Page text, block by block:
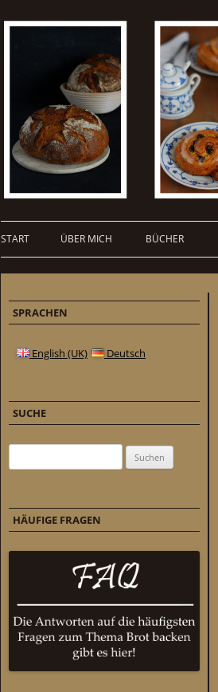
START ÜBER MICH BÜCHER
SPRACHEN
English (UK) Deutsch
SUCHE
HÄUFIGE FRAGEN